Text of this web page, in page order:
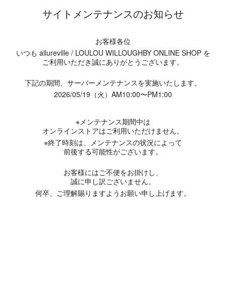
サイトメンテナンスのお知らせ
お客様各位
いつも allureville / LOULOU WILLOUGHBY ONLINE SHOP を
ご利用いただき誠にありがとうございます。
下記の期間、サーバーメンテナンスを実施いたします。
2026/05/19（火）AM10:00〜PM1:00
※メンテナンス期間中は
オンラインストアはご利用いただけません。
※終了時刻は、メンテナンスの状況によって
前後する可能性がございます。
お客様にはご不便をお掛けし、
誠に申し訳ございません。
何卒、ご理解賜りますようお願い申し上げます。